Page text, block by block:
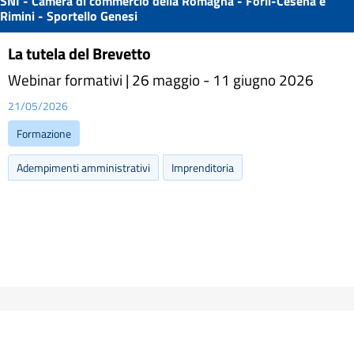
Rimini - Sportello Genesi
La tutela del Brevetto
Webinar formativi | 26 maggio - 11 giugno 2026
21/05/2026
Formazione
Adempimenti amministrativi Imprenditoria